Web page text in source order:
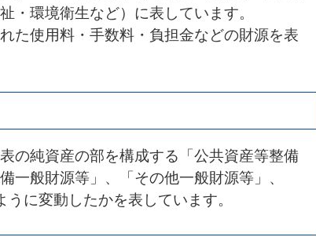
・環境衛生など）に表しています。
た使用料・手数料・負担金などの財源を表
の純資産の部を構成する「公共資産等整備
一般財源等」、「その他一般財源等」、
うに変動したかを表しています。